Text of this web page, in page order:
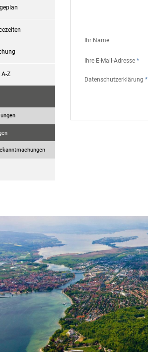
A-Z
Ihr Name
Ihre E-Mail-Adresse *
Datenschutz­erklärung*